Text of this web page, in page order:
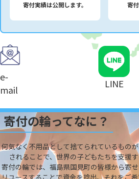
寄付実績は公開します。 寄
e-
mail
LINE
寄付の輪ってなに？
何気なく不用品として捨てられているもの
されることで、世界の子どもたちを支援す
寄付の輪では、福島県国見町の皆様から寄